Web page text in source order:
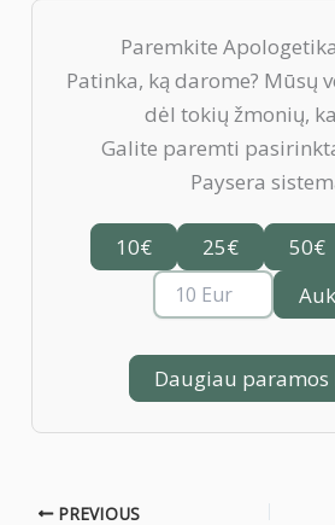
Paremkite
Patinka, ką darome? Mūsų
dėl tokių žmonių,
Galite paremti
Paysera
10€ 25€ 50€
Daugiau
PREVIOUS